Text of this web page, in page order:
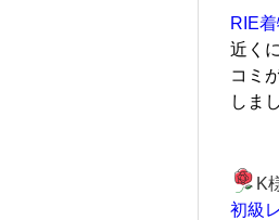
RIE
近く
コミ
しま
K
初級